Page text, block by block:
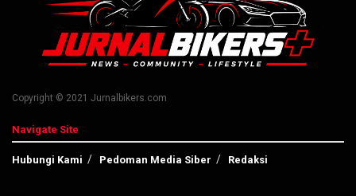
Copyright © 2021 Jurnalbikers.com
Navigate Site
Hubungi Kami Pedoman Media Siber Redaksi